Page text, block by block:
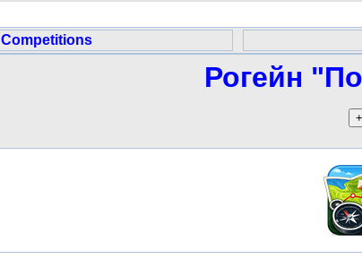
Competitions
Рогейн